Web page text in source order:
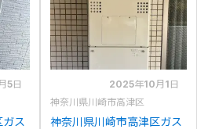
の交
ツGTH-2454AW3H BLへ
の交換
5日
ス
2025年10月1日
神奈川県川崎市高津区
神奈川県川崎市高津区ガス